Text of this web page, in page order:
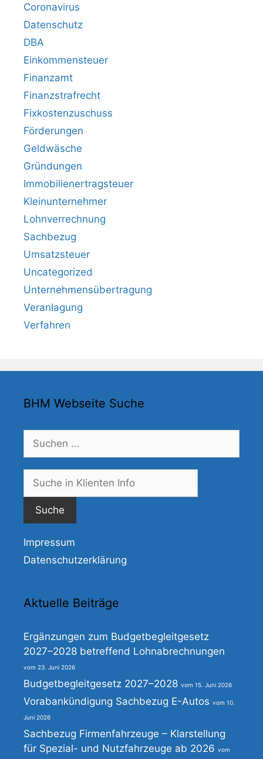
Coronavirus
Datenschutz
DBA
Einkommensteuer
Finanzamt
Finanzstrafrecht
Fixkostenzuschuss
Förderungen
Geldwäsche
Gründungen
Immobilienertragsteuer
Kleinunternehmer
Lohnverrechnung
Sachbezug
Umsatzsteuer
Uncategorized
Unternehmensübertragung
Veranlagung
Verfahren
BHM Webseite Suche
nach:
Impressum
Datenschutzerklärung
Aktuelle Beiträge
Ergänzungen zum Budgetbegleitgesetz
2027–2028 betreffend Lohnabrechnungen
23. Juni 2026
Budgetbegleitgesetz 2027–2028 15. Juni 2026
Vorabankündigung Sachbezug E-Autos 10.
Juni 2026
Sachbezug Firmenfahrzeuge – Klarstellung
für Spezial- und Nutzfahrzeuge ab 2026